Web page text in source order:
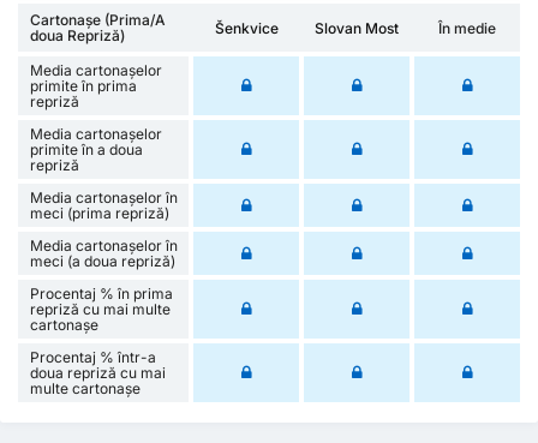
Cartonașe (Prima/A
doua Repriză)
Šenkvice Slovan Most În medie
Media cartonașelor
primite în prima
repriză
Media cartonașelor
primite în a doua
repriză
Media cartonașelor în
meci (prima repriză)
Media cartonașelor în
meci (a doua repriză)
Procentaj % în prima
repriză cu mai multe
cartonașe
Procentaj % într-a
doua repriză cu mai
multe cartonașe